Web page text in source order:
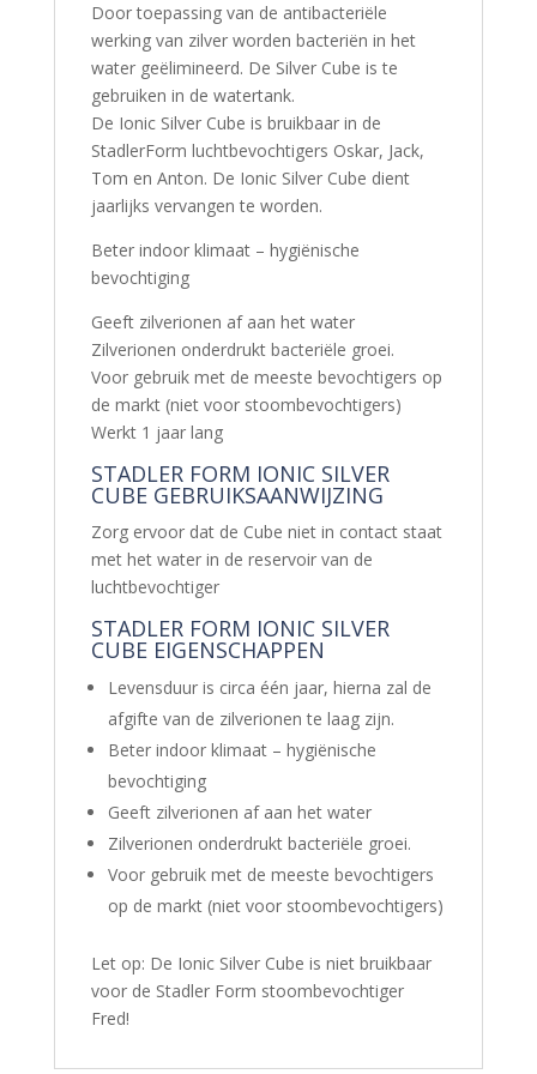
Door toepassing van de antibacteriële
werking van zilver worden bacteriën in het
water geëlimineerd. De Silver Cube is te
gebruiken in de watertank.
De Ionic Silver Cube is bruikbaar in de
StadlerForm luchtbevochtigers Oskar, Jack,
Tom en Anton. De Ionic Silver Cube dient
jaarlijks vervangen te worden.
Beter indoor klimaat – hygiënische
bevochtiging
Geeft zilverionen af aan het water
Zilverionen onderdrukt bacteriële groei.
Voor gebruik met de meeste bevochtigers op
de markt (niet voor stoombevochtigers)
Werkt 1 jaar lang
STADLER FORM IONIC SILVER
CUBE GEBRUIKSAANWIJZING
Zorg ervoor dat de Cube niet in contact staat
met het water in de reservoir van de
luchtbevochtiger
STADLER FORM IONIC SILVER
CUBE EIGENSCHAPPEN
Levensduur is circa één jaar, hierna zal de
afgifte van de zilverionen te laag zijn.
Beter indoor klimaat – hygiënische
bevochtiging
Geeft zilverionen af aan het water
Zilverionen onderdrukt bacteriële groei.
Voor gebruik met de meeste bevochtigers
op de markt (niet voor stoombevochtigers)
Let op: De Ionic Silver Cube is niet bruikbaar
voor de Stadler Form stoombevochtiger
Fred!